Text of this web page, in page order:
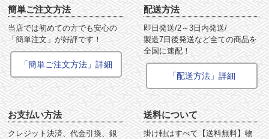
簡単ご注文方法
当店では初めての方でも安心の
「簡単注文」が好評です！
「簡単ご注文方法」詳細
配送方法
即日発送/2～3日内発送/
製造7日後発送など全ての商品を
全国に速配！
「配送方法」詳細
お支払い方法
クレジット決済、代金引換、銀
送料について
掛け軸はすべて【送料無料】物